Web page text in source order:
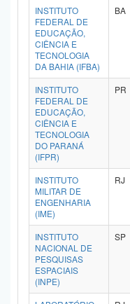
INSTITUTO
FEDERAL DE
EDUCAÇÃO,
CIÊNCIA E
TECNOLOGIA
DA BAHIA (IFBA)
BA
INSTITUTO
FEDERAL DE
EDUCAÇÃO,
CIÊNCIA E
TECNOLOGIA
DO PARANÁ
(IFPR)
PR
INSTITUTO
MILITAR DE
ENGENHARIA
(IME)
RJ
INSTITUTO
NACIONAL DE
PESQUISAS
ESPACIAIS
(INPE)
SP